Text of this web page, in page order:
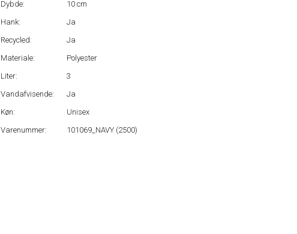
Dybde:
10 cm
Hank:
Ja
Recycled:
Ja
Materiale:
Polyester
Liter:
3
Vandafvisende:
Ja
Køn:
Unisex
Varenummer:
101069_NAVY (2500)